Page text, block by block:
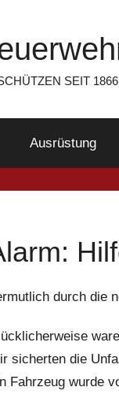
SEIT 1866
Ausrüstung
durch die
sicherten die
Fahrzeug wurde